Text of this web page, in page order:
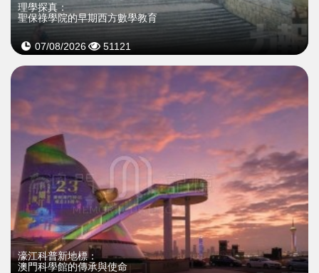
理學探真：
聖保祿學院的早期西方數學教育
07/08/2026 51121
濠江科普新地標：
澳門科學館的傳承與使命